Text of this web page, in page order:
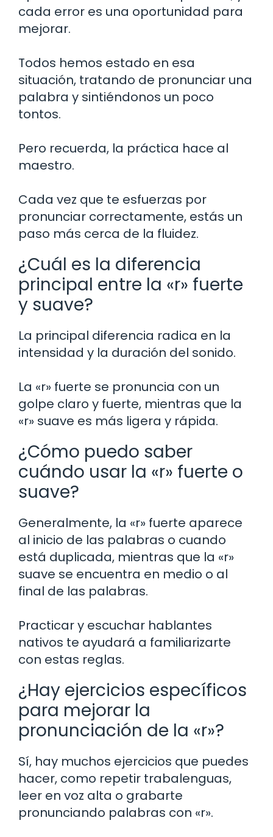
cada error es una oportunidad para
mejorar.
Todos hemos estado en esa
situación, tratando de pronunciar una
palabra y sintiéndonos un poco
tontos.
Pero recuerda, la práctica hace al
maestro.
Cada vez que te esfuerzas por
pronunciar correctamente, estás un
paso más cerca de la fluidez.
¿Cuál es la diferencia
principal entre la «r» fuerte
y suave?
La principal diferencia radica en la
intensidad y la duración del sonido.
La «r» fuerte se pronuncia con un
golpe claro y fuerte, mientras que la
«r» suave es más ligera y rápida.
¿Cómo puedo saber
cuándo usar la «r» fuerte o
suave?
Generalmente, la «r» fuerte aparece
al inicio de las palabras o cuando
está duplicada, mientras que la «r»
suave se encuentra en medio o al
final de las palabras.
Practicar y escuchar hablantes
nativos te ayudará a familiarizarte
con estas reglas.
¿Hay ejercicios específicos
para mejorar la
pronunciación de la «r»?
Sí, hay muchos ejercicios que puedes
hacer, como repetir trabalenguas,
leer en voz alta o grabarte
pronunciando palabras con «r».